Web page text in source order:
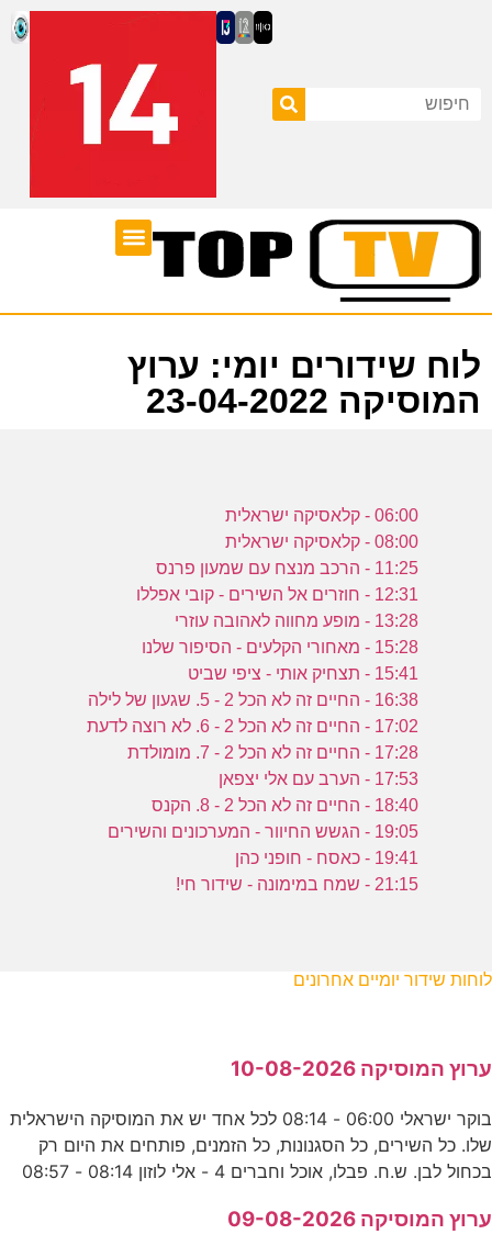
לוח שידורים יומי: ערוץ
המוסיקה 23-04-2022
06:00 - קלאסיקה ישראלית
08:00 - קלאסיקה ישראלית
11:25 - הרכב מנצח עם שמעון פרנס
12:31 - חוזרים אל השירים - קובי אפללו
13:28 - מופע מחווה לאהובה עוזרי
15:28 - מאחורי הקלעים - הסיפור שלנו
15:41 - תצחיק אותי - ציפי שביט
16:38 - החיים זה לא הכל 2 - 5. שגעון של לילה
17:02 - החיים זה לא הכל 2 - 6. לא רוצה לדעת
17:28 - החיים זה לא הכל 2 - 7. מומולדת
17:53 - הערב עם אלי יצפאן
18:40 - החיים זה לא הכל 2 - 8. הקנס
19:05 - הגשש החיוור - המערכונים והשירים
19:41 - כאסח - חופני כהן
21:15 - שמח במימונה - שידור חי!
לוחות שידור יומיים אחרונים
ערוץ המוסיקה 10-08-2026
בוקר ישראלי 06:00 - 08:14 לכל אחד יש את המוסיקה הישראלית
שלו. כל השירים, כל הסגנונות, כל הזמנים, פותחים את היום רק
בכחול לבן. ש.ח. פבלו, אוכל וחברים 4 - אלי לוזון 08:14 - 08:57
ערוץ המוסיקה 09-08-2026